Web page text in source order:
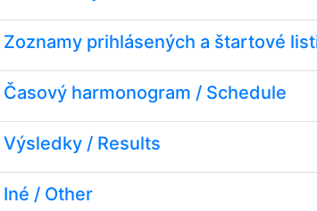
Zoznamy prihlásených a štartové
Časový harmonogram / Schedule
Výsledky / Results
Iné / Other